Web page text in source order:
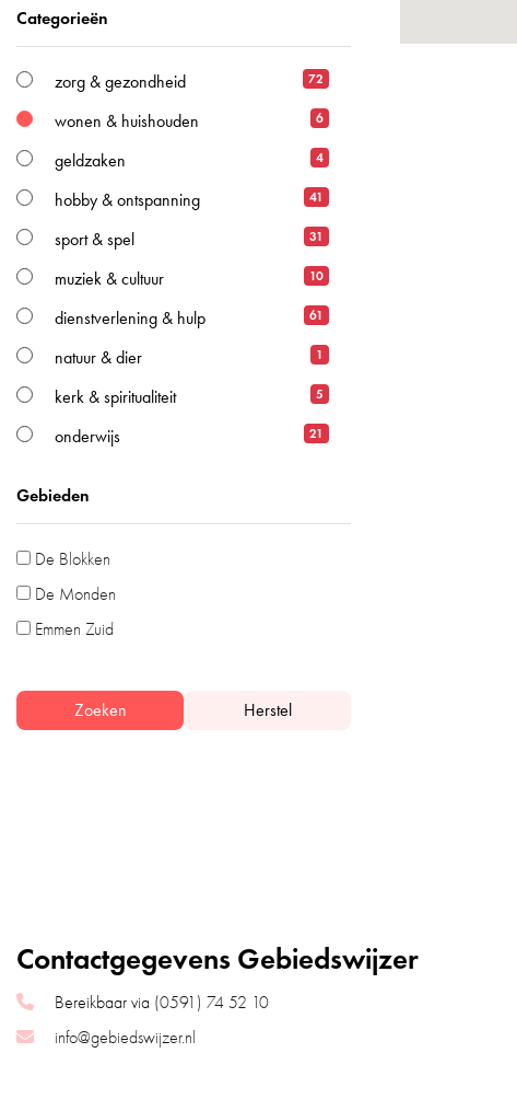
Categorieën
zorg & gezondheid 72
wonen & huishouden 6
geldzaken 4
hobby & ontspanning 41
sport & spel 31
muziek & cultuur 10
dienstverlening & hulp 61
natuur & dier 1
kerk & spiritualiteit 5
onderwijs 21
Gebieden
De Blokken
De Monden
Emmen Zuid
Zoeken Herstel
Contactgegevens Gebiedswijzer
Bereikbaar via (0591) 74 52 10
info@gebiedswijzer.nl